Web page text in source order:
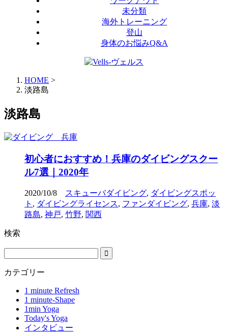
未分類
海外トレーニング
登山
身体のお悩みQ&A
HOME >
淡路島
淡路島
初心者におすすめ！兵庫のダイビングスクー
ル7選｜2020年
2020/10/8 スキューバダイビング, ダイビングスポッ
ト , ダイビングライセンス, ファンダイビング, 兵庫, 淡
路島, 神戸, 竹野, 関西
検索
カテゴリー
1 minute Refresh
1 minute-Shape
1min Yoga
Today's Yoga
インタビュー